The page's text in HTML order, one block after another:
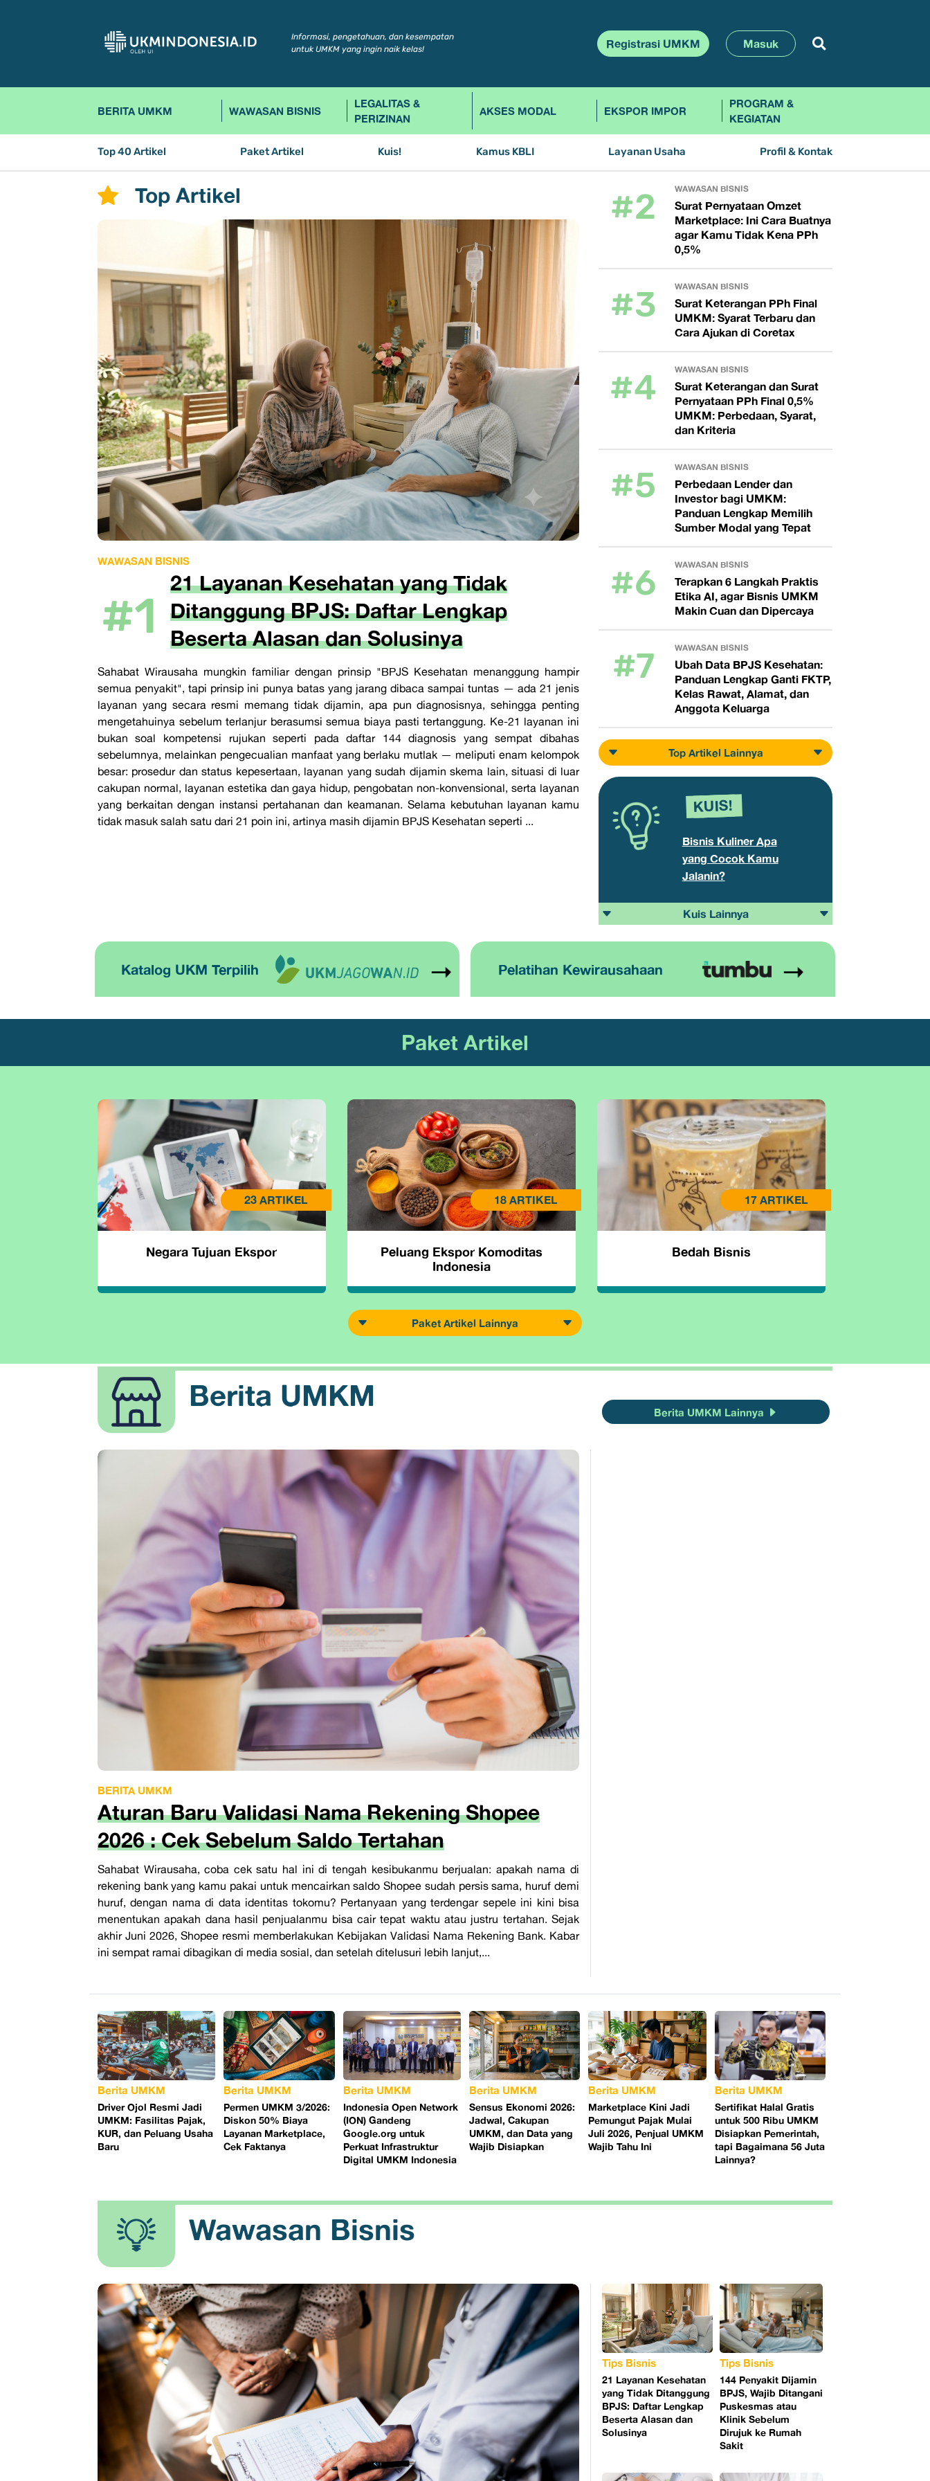
Informasi, pengetahuan, dan kesempatan
untuk UMKM yang ingin naik kelas!
Registrasi UMKM Masuk
BERITA UMKM WAWASAN BISNIS
LEGALITAS &
PERIZINAN
AKSES MODAL EKSPOR IMPOR
PROGRAM &
KEGIATAN
Top 40 Artikel Paket Artikel Kuis! Kamus KBLI Layanan Usaha Profil & Kontak
Top Artikel
WAWASAN BISNIS
#1
21 Layanan Kesehatan yang Tidak
Ditanggung BPJS: Daftar Lengkap
Beserta Alasan dan Solusinya
Sahabat Wirausaha mungkin familiar dengan prinsip "BPJS Kesehatan menanggung hampir
semua penyakit", tapi prinsip ini punya batas yang jarang dibaca sampai tuntas — ada 21 jenis
layanan yang secara resmi memang tidak dijamin, apa pun diagnosisnya, sehingga penting
mengetahuinya sebelum terlanjur berasumsi semua biaya pasti tertanggung. Ke-21 layanan ini
bukan soal kompetensi rujukan seperti pada daftar 144 diagnosis yang sempat dibahas
sebelumnya, melainkan pengecualian manfaat yang berlaku mutlak — meliputi enam kelompok
besar: prosedur dan status kepesertaan, layanan yang sudah dijamin skema lain, situasi di luar
cakupan normal, layanan estetika dan gaya hidup, pengobatan non-konvensional, serta layanan
yang berkaitan dengan instansi pertahanan dan keamanan. Selama kebutuhan layanan kamu
tidak masuk salah satu dari 21 poin ini, artinya masih dijamin BPJS Kesehatan seperti ...
#2 WAWASAN BISNIS
Surat Pernyataan Omzet
Marketplace: Ini Cara Buatnya
agar Kamu Tidak Kena PPh
0,5%
#3 WAWASAN BISNIS
Surat Keterangan PPh Final
UMKM: Syarat Terbaru dan
Cara Ajukan di Coretax
#4 WAWASAN BISNIS
Surat Keterangan dan Surat
Pernyataan PPh Final 0,5%
UMKM: Perbedaan, Syarat,
dan Kriteria
#5 WAWASAN BISNIS
Perbedaan Lender dan
Investor bagi UMKM:
Panduan Lengkap Memilih
Sumber Modal yang Tepat
#6 WAWASAN BISNIS
Terapkan 6 Langkah Praktis
Etika AI, agar Bisnis UMKM
Makin Cuan dan Dipercaya
#7 WAWASAN BISNIS
Ubah Data BPJS Kesehatan:
Panduan Lengkap Ganti FKTP,
Kelas Rawat, Alamat, dan
Anggota Keluarga
Top Artikel Lainnya
KUIS!
Bisnis Kuliner Apa
yang Cocok Kamu
Jalanin?
Kuis Lainnya
Katalog UKM Terpilih Pelatihan Kewirausahaan
Paket Artikel
Negara Tujuan Ekspor
Peluang Ekspor Komoditas
Indonesia
Bedah Bisnis
Paket Artikel Lainnya
Berita UMKM
BERITA UMKM
Aturan Baru Validasi Nama Rekening Shopee
2026 : Cek Sebelum Saldo Tertahan
Sahabat Wirausaha, coba cek satu hal ini di tengah kesibukanmu berjualan: apakah nama di
rekening bank yang kamu pakai untuk mencairkan saldo Shopee sudah persis sama, huruf demi
huruf, dengan nama di data identitas tokomu? Pertanyaan yang terdengar sepele ini kini bisa
menentukan apakah dana hasil penjualanmu bisa cair tepat waktu atau justru tertahan. Sejak
akhir Juni 2026, Shopee resmi memberlakukan Kebijakan Validasi Nama Rekening Bank. Kabar
ini sempat ramai dibagikan di media sosial, dan setelah ditelusuri lebih lanjut,...
Berita UMKM Lainnya
Berita UMKM
Driver Ojol Resmi Jadi
UMKM: Fasilitas Pajak,
KUR, dan Peluang Usaha
Baru
Berita UMKM
Permen UMKM 3/2026:
Diskon 50% Biaya
Layanan Marketplace,
Cek Faktanya
Berita UMKM
Indonesia Open Network
(ION) Gandeng
Google.org untuk
Perkuat Infrastruktur
Digital UMKM Indonesia
Berita UMKM
Sensus Ekonomi 2026:
Jadwal, Cakupan
UMKM, dan Data yang
Wajib Disiapkan
Berita UMKM
Marketplace Kini Jadi
Pemungut Pajak Mulai
Juli 2026, Penjual UMKM
Wajib Tahu Ini
Berita UMKM
Sertifikat Halal Gratis
untuk 500 Ribu UMKM
Disiapkan Pemerintah,
tapi Bagaimana 56 Juta
Lainnya?
Wawasan Bisnis
Tips Bisnis
21 Layanan Kesehatan
yang Tidak Ditanggung
BPJS: Daftar Lengkap
Beserta Alasan dan
Solusinya
Tips Bisnis
144 Penyakit Dijamin
BPJS, Wajib Ditangani
Puskesmas atau
Klinik Sebelum
Dirujuk ke Rumah
Sakit